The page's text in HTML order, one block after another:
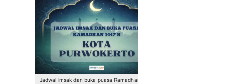
Jadwal imsak dan buka puasa Ramadhan 2026